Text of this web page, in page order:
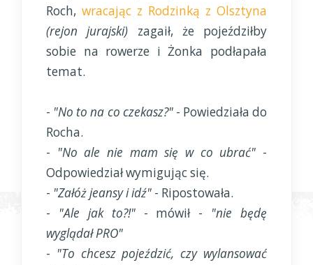
Roch, wracając z Rodzinką z Olsztyna
(rejon jurajski) zagaił, że pojeździłby
sobie na rowerze i Żonka podłapała
temat.
- "No to na co czekasz?"- Powiedziała do
Rocha.
- "No ale nie mam się w co ubrać" -
Odpowiedział wymigując się.
- "Załóż jeansy i idź" - Ripostowała.
- "Ale jak to?!"- mówił - "nie będę
wyglądał PRO"
- "To chcesz pojeździć, czy wylansować